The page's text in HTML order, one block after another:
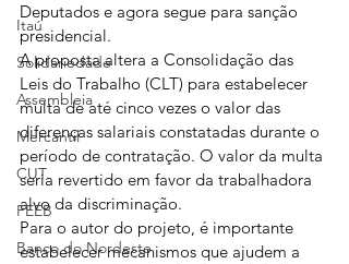
Itaú
Solidariedade
Assembleia
Mercantil
CUT
FEEB
Banco do Nordeste
Deputados e agora segue para sanção
presidencial.
A proposta altera a Consolidação das
Leis do Trabalho (CLT) para estabelecer
multa de até cinco vezes o valor das
diferenças salariais constatadas durante o
período de contratação. O valor da multa
seria revertido em favor da trabalhadora
alvo da discriminação.
Para o autor do projeto, é importante
estabelecer mecanismos que ajudem a